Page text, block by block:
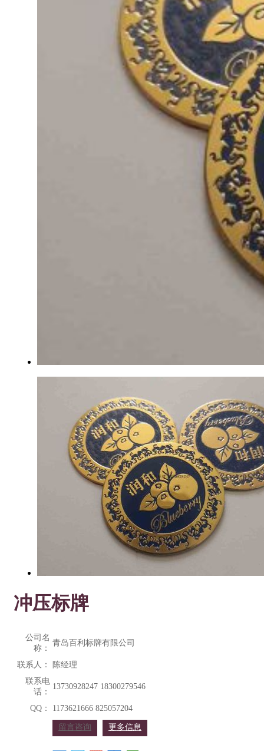
冲压标牌
公司名
称：
青岛百利标牌有限公司
联系人：
陈经理
联系电
话：
13730928247 18300279546
QQ： 1173621666 825057204
留言咨询 更多信息